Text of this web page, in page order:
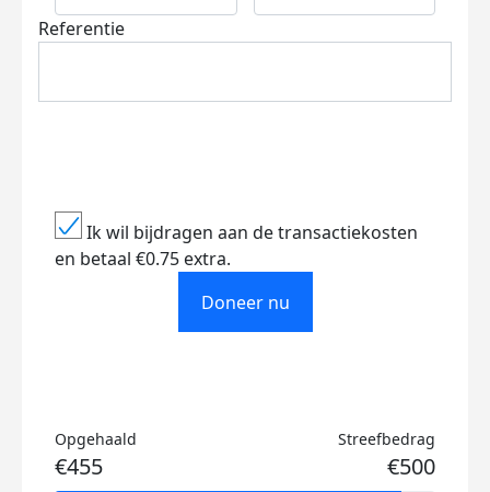
Referentie
Ik wil bijdragen aan de transactiekosten
en betaal €0.75 extra.
Doneer nu
Opgehaald
€455
Streefbedrag
€500